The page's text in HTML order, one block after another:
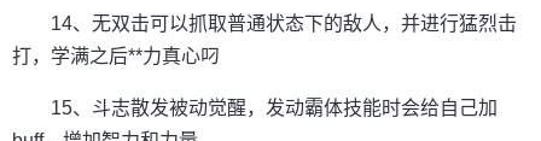
14、无双击可以抓取普通状态下的敌人，并进行猛烈击
打，学满之后**力真心叼
15、斗志散发被动觉醒，发动霸体技能时会给自己加